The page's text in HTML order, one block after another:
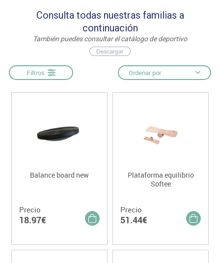
Consulta todas nuestras familias a
continuación
También puedes consultar el catálogo de deportivo
Filtros Ordenar por
Balance board new
Precio
18.97€
Plataforma equilibrio
Softee
Precio
51.44€